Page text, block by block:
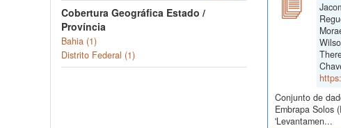
Cobertura Geográfica Estado /
Província
Bahia (1)
Distrito Federal (1)
Conjunto de
Embrapa Solos
'Levantamen...